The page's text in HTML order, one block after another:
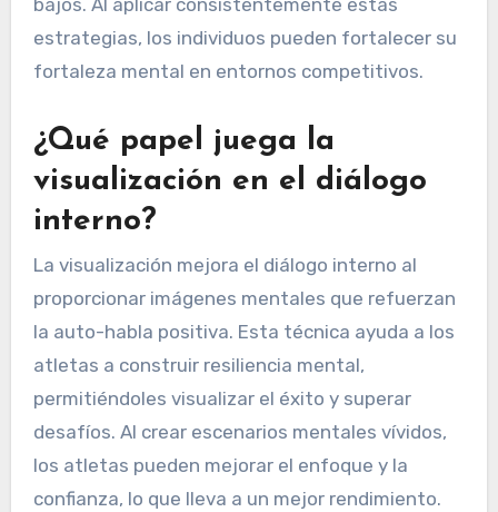
estrategias, los individuos pueden fortalecer su
fortaleza mental en entornos competitivos.
¿Qué papel juega la
visualización en el diálogo
interno?
La visualización mejora el diálogo interno al
proporcionar imágenes mentales que refuerzan
la auto-habla positiva. Esta técnica ayuda a los
atletas a construir resiliencia mental,
permitiéndoles visualizar el éxito y superar
desafíos. Al crear escenarios mentales vívidos,
los atletas pueden mejorar el enfoque y la
confianza, lo que lleva a un mejor rendimiento.